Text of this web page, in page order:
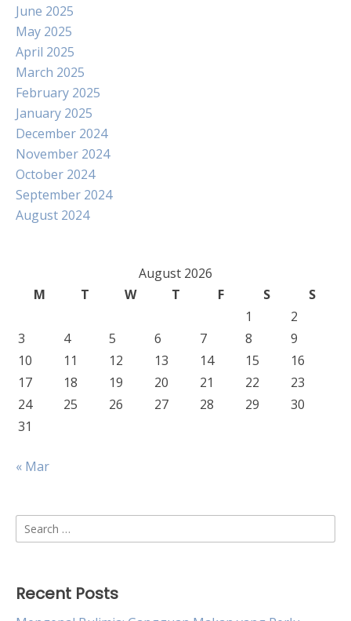
June 2025
May 2025
April 2025
March 2025
February 2025
January 2025
December 2024
November 2024
October 2024
September 2024
August 2024
August 2026
M
T W T F S
S
1
2
3
4 5 6 7 8
9
10
11 12 13 14 15
16
17
18 19 20 21 22
23
24
25 26 27 28 29
30
31
« Mar
Search
for:
Recent Posts